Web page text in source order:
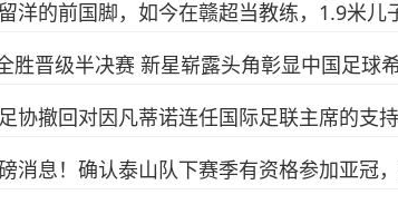
洋的前国脚，如今在赣超当教练，1.9米儿
胜晋级半决赛 新星崭露头角彰显中国足球
协撤回对因凡蒂诺连任国际足联主席的支持
消息！确认泰山队下赛季有资格参加亚冠